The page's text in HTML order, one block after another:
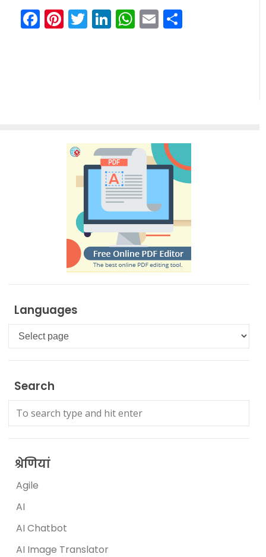
Facebook
Pinterest
Twitter
LinkedIn
WhatsApp
Email
Languages
Languages
Search
श्रेणियां
Agile
AI
AI Chatbot
AI Image Translator